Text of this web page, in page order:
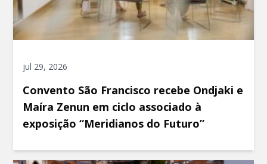
jul 29, 2026
Convento São Francisco recebe Ondjaki e
Maíra Zenun em ciclo associado à
exposição “Meridianos do Futuro”